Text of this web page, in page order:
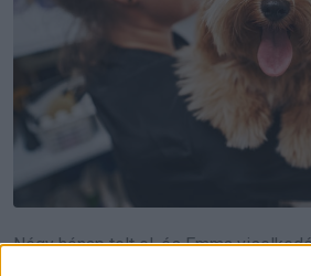
Négy hónap telt el, és Emma